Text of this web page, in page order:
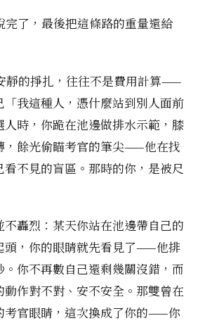
完了，最後把這條路的重量還給
靜的掙扎，往往不是費用計算——
「我這種人，憑什麼站到別人面前
人時，你跪在池邊做排水示範，膝
，餘光偷瞄考官的筆尖——他在找
不見的盲區。那時的你，是被尺
不轟烈：某天你站在池邊帶自己的
頭，你的眼睛就先看見了——他排
。你不再數自己還剩幾關沒錯，而
作對不對、安不安全。那雙曾在
考官眼睛，這次換成了你的——你